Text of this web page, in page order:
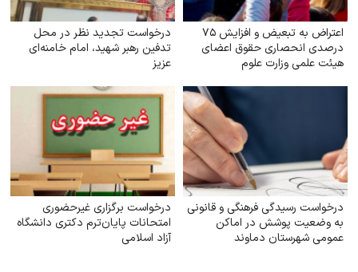
اعتراض به تبعیض و افزایش ۷۵
درصدی انحصاری حقوق اعضای
هیئت علمی وزارت علوم
درخواست تجدید نظر در محل
تدفین رهبر شهید، امام خامنه‌ای
عزیز
درخواست رسیدگی فرهنگی و قانونی
به وضعیت پوشش در اماکن
عمومی شهرستان دماوند
درخواست برگزاری غیرحضوری
امتحانات پایان‌ترم دکتری دانشگاه
آزاد اسلامی